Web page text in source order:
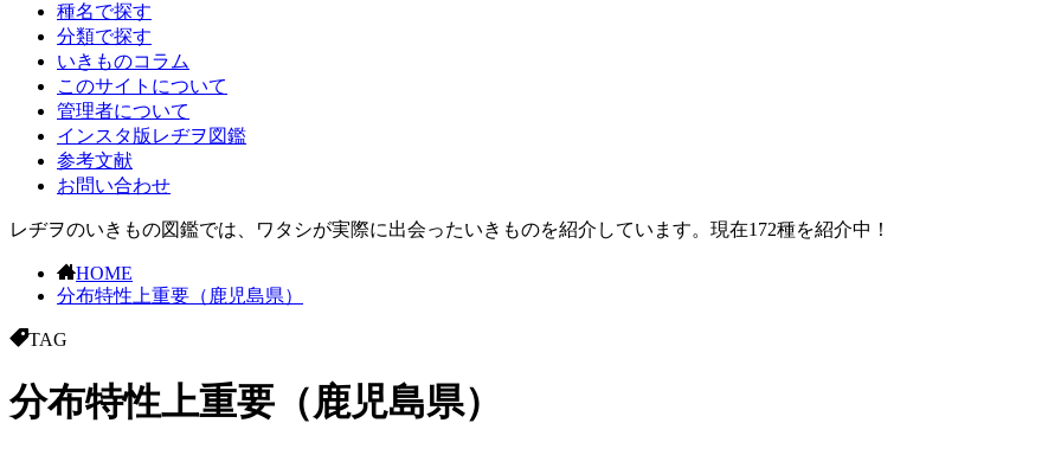
種名で探す
分類で探す
いきものコラム
このサイトについて
管理者について
インスタ版レヂヲ図鑑
参考文献
お問い合わせ
レヂヲのいきもの図鑑では、ワタシが実際に出会ったいきものを紹介しています。現在172種を紹介中！
HOME
分布特性上重要（鹿児島県）
TAG
分布特性上重要（鹿児島県）